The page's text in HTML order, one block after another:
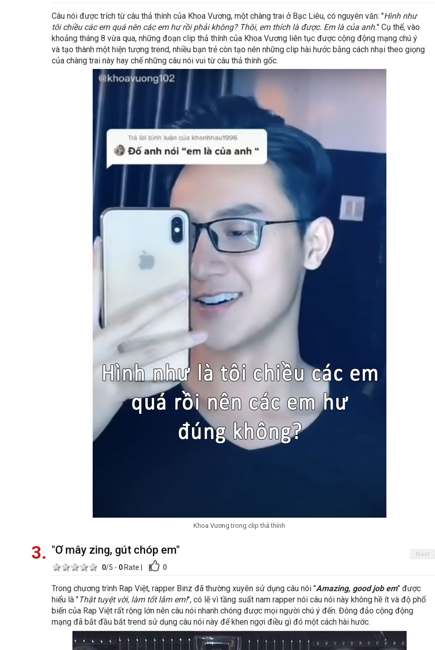
Câu nói được trích từ câu thả thính của Khoa Vương, một chàng trai ở Bạc Liêu, có nguyên văn: "Hình như
tôi chiều các em quá nên các em hư rồi phải không? Thôi, em thích là được. Em là của anh." Cụ thể, vào
khoảng tháng 8 vừa qua, những đoạn clip thả thính của Khoa Vương liên tục được cộng động mạng chú ý
và tạo thành một hiện tượng trend, nhiều bạn trẻ còn tạo nên những clip hài hước bằng cách nhại theo giọng
của chàng trai này hay chế những câu nói vui từ câu thả thính gốc.
Khoa Vương trong clip thả thính
Next
3 "Ơ mây zing, gút chóp em"
5 stars
4 stars
3 stars
2 stars
1 star 0/5 - 0 Rate 0
Trong chương trình Rap Việt, rapper Binz đã thường xuyên sử dụng câu nói "Amazing, good job em" được
hiểu là "Thật tuyệt vời, làm tốt lắm em!", có lẽ vì tầng suất nam rapper nói câu nói này không hề ít và độ phổ
biến của Rap Việt rất rộng lớn nên câu nói nhanh chóng được mọi người chú ý đến. Đông đảo cộng động
mạng đã bắt đầu bắt trend sử dụng câu nói này để khen ngợi điều gì đó một cách hài hước.